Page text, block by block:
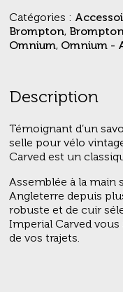
Catégories :
Brompton,
Omnium, Omnium -
Description
Témoignant d’un
selle pour vélo
Carved est un
Assemblée à la main
Angleterre depuis
robuste et de cuir
Imperial Carved
de vos trajets.